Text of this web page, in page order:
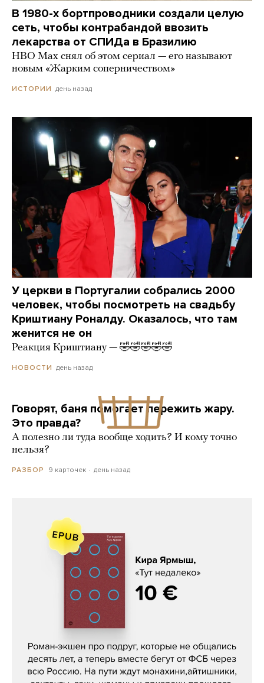
В 1980-х бортпроводники создали целую
сеть, чтобы контрабандой ввозить
лекарства от СПИДа в Бразилию
HBO Max снял об этом сериал — его называют
новым «Жарким соперничеством»
ИСТОРИИ день назад
У церкви в Португалии собрались 2000
человек, чтобы посмотреть на свадьбу
Криштиану Роналду. Оказалось, что там
женится не он
Реакция Криштиану — 🤣🤣🤣🤣🤣
НОВОСТИ день назад
Говорят, баня помогает пережить жару.
Это правда?
А полезно ли туда вообще ходить? И кому точно
нельзя?
РАЗБОР 9 карточек день назад
Кира Ярмыш, «Тут недалеко»